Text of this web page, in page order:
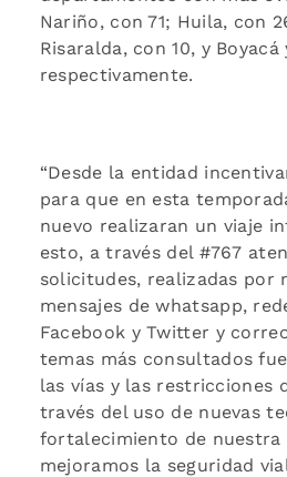
Nariño, con 71; Huila, con
Risaralda, con 10, y Boyacá
respectivamente.
“Desde la entidad
para que en esta
nuevo realizaran un viaje
esto, a través del #767
solicitudes, realizadas por
mensajes de whatsapp,
Facebook y Twitter y
temas más consultados
las vías y las restricciones
través del uso de nuevas
fortalecimiento de
mejoramos la seguridad